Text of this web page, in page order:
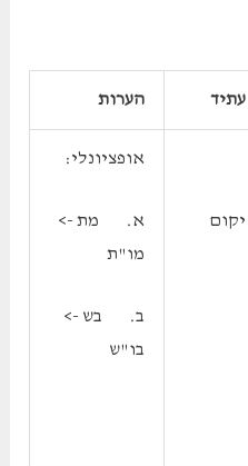
עתיד הערות
יקום
אופציונלי:
א. מת ->
מו"ת
ב. בש ->
בו"ש